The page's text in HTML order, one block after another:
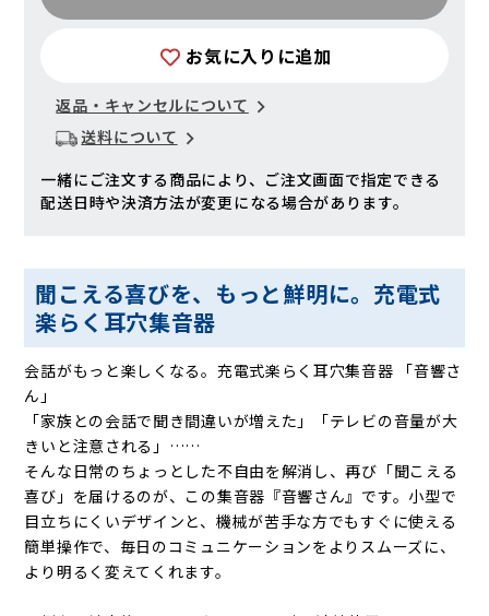
お気に入りに追加
返品・キャンセルについて
送料について
一緒にご注文する商品により、ご注文画面で指定できる
配送日時や決済方法が変更になる場合があります。
聞こえる喜びを、もっと鮮明に。充電式
楽らく耳穴集音器
会話がもっと楽しくなる。充電式楽らく耳穴集音器 「音響さ
ん」
「家族との会話で聞き間違いが増えた」「テレビの音量が大
きいと注意される」……
そんな日常のちょっとした不自由を解消し、再び「聞こえる
喜び」を届けるのが、この集音器『音響さん』です。小型で
目立ちにくいデザインと、機械が苦手な方でもすぐに使える
簡単操作で、毎日のコミュニケーションをよりスムーズに、
より明るく変えてくれます。